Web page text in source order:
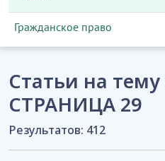
Гражданское право
Статьи на
СТРАНИЦА 29
Результатов: 412